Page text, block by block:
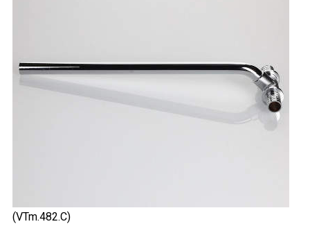
(VTm.482.C)